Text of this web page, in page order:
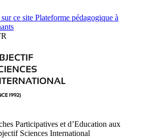
ce site Plateforme pédagogique à
Participatives et d’Education aux
Sciences International